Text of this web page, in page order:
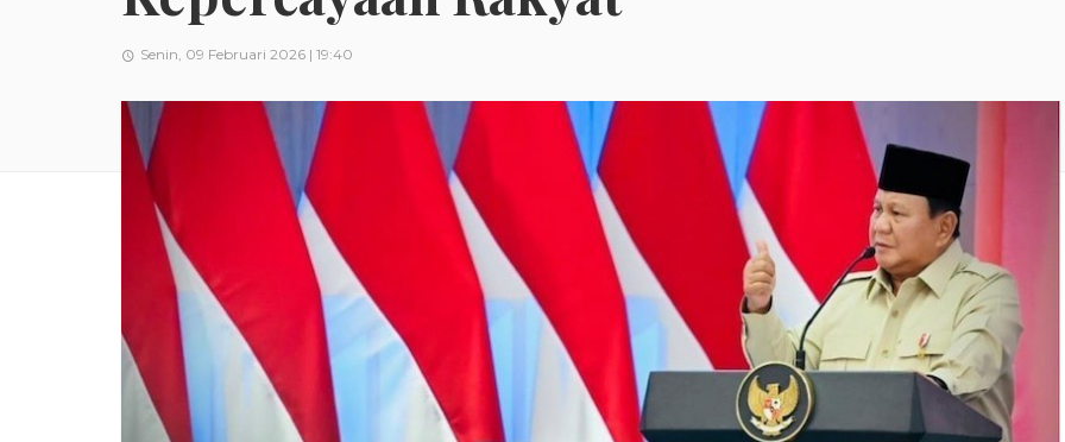
Senin, 09 Februari 2026 | 19:40